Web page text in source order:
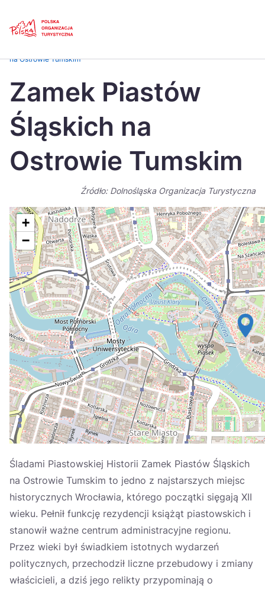
Česká
Dansk
Italiano
日本
Português
Suomi
Україна
Zamknij
na Ostrowie Tumskim
Zamek Piastów
Śląskich na
Ostrowie Tumskim
Źródło: Dolnośląska Organizacja Turystyczna
+
−
Śladami Piastowskiej Historii Zamek Piastów Śląskich
na Ostrowie Tumskim to jedno z najstarszych miejsc
historycznych Wrocławia, którego początki sięgają XII
wieku. Pełnił funkcję rezydencji książąt piastowskich i
stanowił ważne centrum administracyjne regionu.
Przez wieki był świadkiem istotnych wydarzeń
politycznych, przechodził liczne przebudowy i zmiany
właścicieli, a dziś jego relikty przypominają o